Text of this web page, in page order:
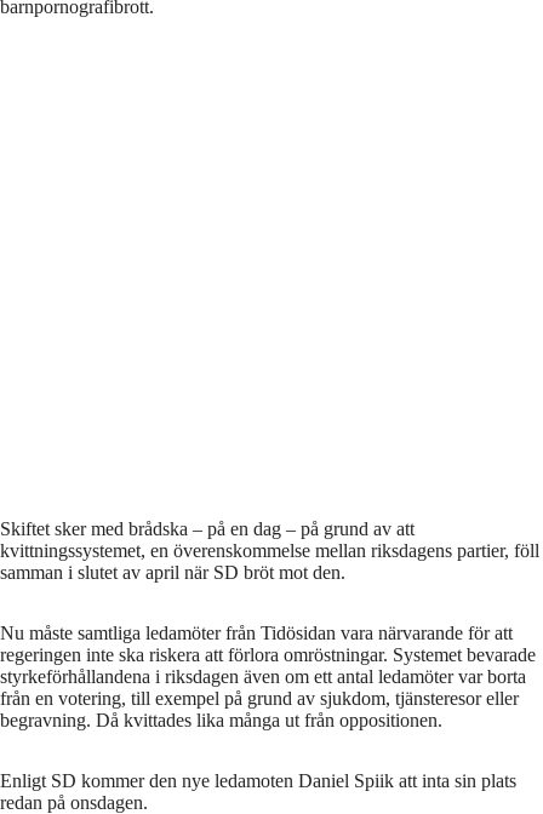
barnpornografibrott.
Skiftet sker med brådska – på en dag – på grund av att
kvittningssystemet, en överenskommelse mellan riksdagens partier, föll
samman i slutet av april när SD bröt mot den.
Nu måste samtliga ledamöter från Tidösidan vara närvarande för att
regeringen inte ska riskera att förlora omröstningar. Systemet bevarade
styrkeförhållandena i riksdagen även om ett antal ledamöter var borta
från en votering, till exempel på grund av sjukdom, tjänsteresor eller
begravning. Då kvittades lika många ut från oppositionen.
Enligt SD kommer den nye ledamoten Daniel Spiik att inta sin plats
redan på onsdagen.